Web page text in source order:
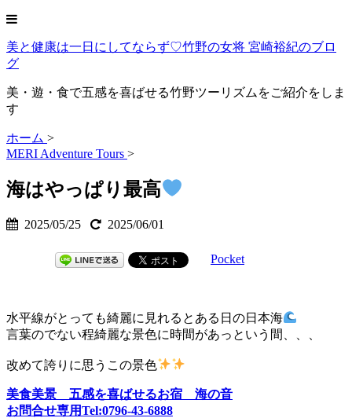
美と健康は一日にしてならず♡竹野の女将 宮崎裕紀のブロ
グ
美・遊・食で五感を喜ばせる竹野ツーリズムをご紹介をしま
す
ホーム >
MERI Adventure Tours >
海はやっぱり最高
2025/05/25 2025/06/01
Pocket
水平線がとっても綺麗に見れるとある日の日本海
言葉のでない程綺麗な景色に時間があっという間、、、
改めて誇りに思うこの景色
美食美景 五感を喜ばせるお宿 海の音
お問合せ専用Tel:0796-43-6888